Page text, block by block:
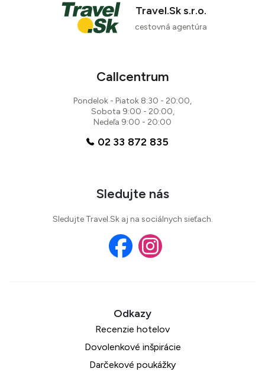
33 %
1 recenzia
Travel.Sk s.r.o.
cestovná agentúra
Callcentrum
Pondelok - Piatok 8:30 - 20:00,
Sobota 9:00 - 20:00,
Nedeľa 9:00 - 20:00
02 33 872 835
Sledujte nás
Sledujte Travel.Sk aj na sociálnych sieťach.
Recenzie hotelov
Dovolenkové inšpirácie
Darčekové poukážky